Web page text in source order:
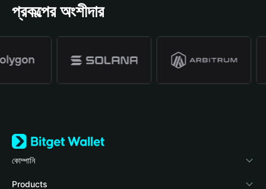
প্রকল্পের অংশীদার
কোম্পানি
Bitget Wallet সম্পর্কে
Products